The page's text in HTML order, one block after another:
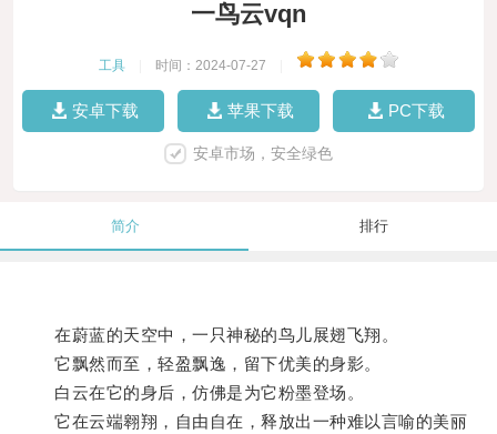
一鸟云vqn
工具 时间：2024-07-27
安卓下载 苹果下载 PC下载
安卓市场，安全绿色
简介 排行
在蔚蓝的天空中，一只神秘的鸟儿展翅飞翔。
它飘然而至，轻盈飘逸，留下优美的身影。
白云在它的身后，仿佛是为它粉墨登场。
它在云端翱翔，自由自在，释放出一种难以言喻的美丽